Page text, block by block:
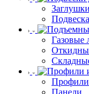
Подвеска
Газовые
Профили
Панели